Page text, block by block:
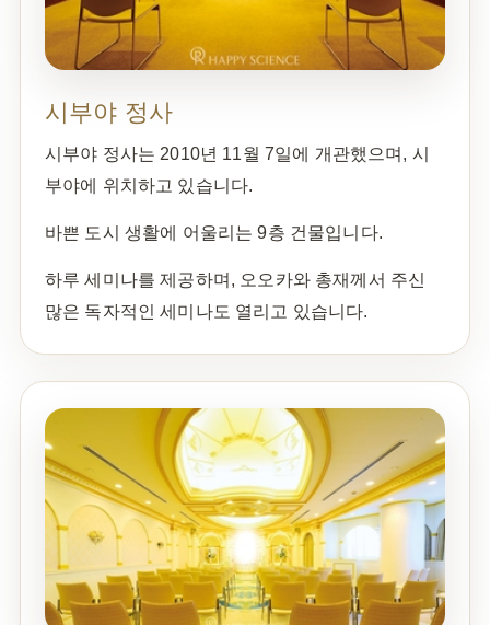
시부야 정사
시부야 정사는 2010년 11월 7일에 개관했으며, 시
부야에 위치하고 있습니다.
바쁜 도시 생활에 어울리는 9층 건물입니다.
하루 세미나를 제공하며, 오오카와 총재께서 주신
많은 독자적인 세미나도 열리고 있습니다.